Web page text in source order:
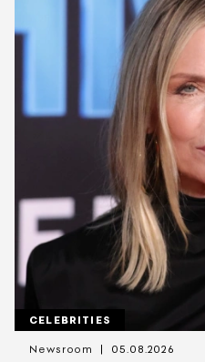
CELEBRITIES
Newsroom 05.08.2026